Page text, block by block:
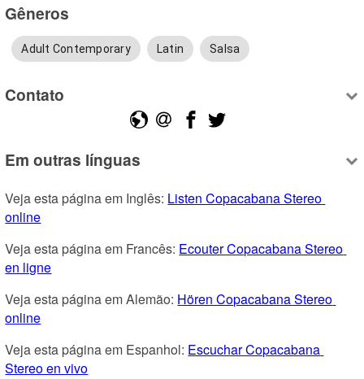
Gêneros
Adult Contemporary Latin Salsa
Contato
Em outras línguas
Veja esta página em Inglês: Listen Copacabana Stereo
online
Veja esta página em Francês: Ecouter Copacabana Stereo
en ligne
Veja esta página em Alemão: Hören Copacabana Stereo
online
Veja esta página em Espanhol: Escuchar Copacabana
Stereo en vivo